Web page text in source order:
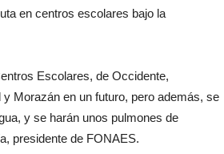
en centros escolares bajo la
Escolares, de Occidente,
Morazán en un futuro, pero además, se
y se harán unos pulmones de
presidente de FONAES.